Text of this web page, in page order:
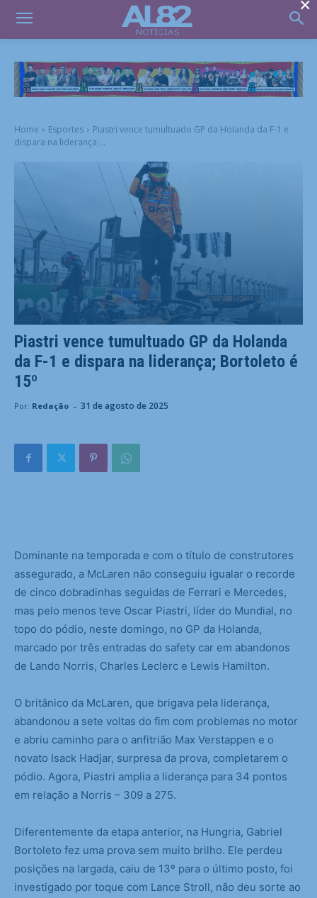
Home Esportes
Piastri vence tumultuado GP da Holanda da F-1 e
dispara na liderança;...
Piastri vence tumultuado GP da Holanda
da F-1 e dispara na liderança; Bortoleto é
15º
Por: Redação - 31 de agosto de 2025
Dominante na temporada e com o título de construtores
assegurado, a McLaren não conseguiu igualar o recorde
de cinco dobradinhas seguidas de Ferrari e Mercedes,
mas pelo menos teve Oscar Piastri, líder do Mundial, no
topo do pódio, neste domingo, no GP da Holanda,
marcado por três entradas do safety car em abandonos
de Lando Norris, Charles Leclerc e Lewis Hamilton.
O britânico da McLaren, que brigava pela liderança,
abandonou a sete voltas do fim com problemas no motor
e abriu caminho para o anfitrião Max Verstappen e o
novato Isack Hadjar, surpresa da prova, completarem o
pódio. Agora, Piastri amplia a liderança para 34 pontos
em relação a Norris – 309 a 275.
Diferentemente da etapa anterior, na Hungria, Gabriel
Bortoleto fez uma prova sem muito brilho. Ele perdeu
posições na largada, caiu de 13º para o último posto, foi
investigado por toque com Lance Stroll, não deu sorte ao